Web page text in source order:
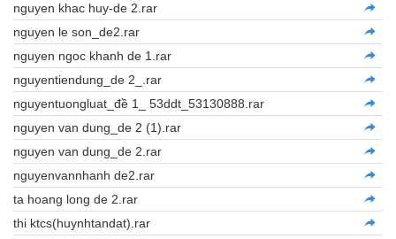
nguyen khac huy-de 2.rar
nguyen le son_de2.rar
nguyen ngoc khanh de 1.rar
nguyentiendung_de 2_.rar
nguyentuongluat_đề 1_ 53ddt_53130888.rar
nguyen van dung_de 2 (1).rar
nguyen van dung_de 2.rar
nguyenvannhanh de2.rar
ta hoang long de 2.rar
thi ktcs(huynhtandat).rar